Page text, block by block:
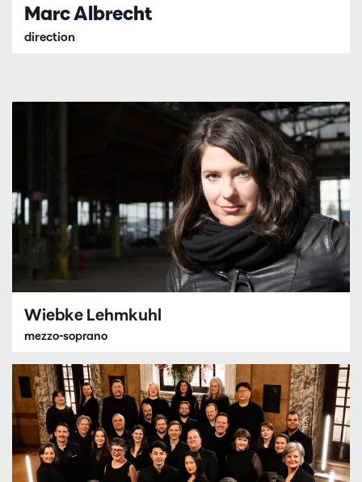
Marc Albrecht
direction
Wiebke Lehmkuhl
mezzo-soprano